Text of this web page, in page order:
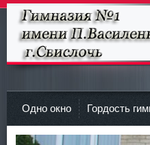
Гимназия №1 имени
Одно окно Гордость